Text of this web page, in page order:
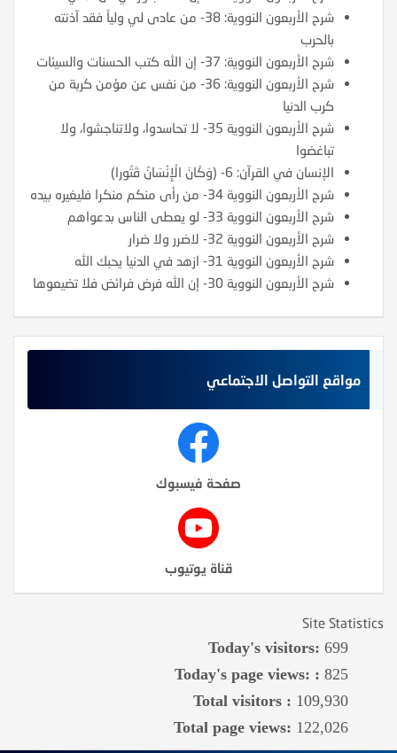
شرح الأربعون النووية: 38- من عادى لي ولياً فقد آذنته
بالحرب
شرح الأربعون النووية: 37- إن الله كتب الحسنات والسيئات
شرح الأربعون النووية: 36- من نفس عن مؤمن كربة من
كرب الدنيا
شرح الأربعون النووية 35- لا تحاسدوا، ولاتناجشوا، ولا
تباغضوا
الإنسان في القرآن: 6- (وَكَانَ الْإِنْسَانُ قَتُورا)
شرح الأربعون النووية 34- من رأى منكم منكرا فليغيره بيده
شرح الأربعون النووية 33- لو يعطى الناس بدعواهم
شرح الأربعون النووية 32- لاضرر ولا ضرار
شرح الأربعون النووية 31- ازهد في الدنيا يحبك الله
شرح الأربعون النووية 30- إن الله فرض فرائض فلا تضيعوها
مواقع التواصل الاجتماعي
صفحة فيسبوك
قناة يوتيوب
Site Statistics
Today's visitors: 699
Today's page views: : 825
Total visitors : 109,930
Total page views: 122,026